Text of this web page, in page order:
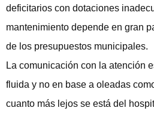
deficitarios con dotaciones
mantenimiento depende en gran
de los presupuestos municipales.
La comunicación con la atención
fluida y no en base a oleadas
cuanto más lejos se está del